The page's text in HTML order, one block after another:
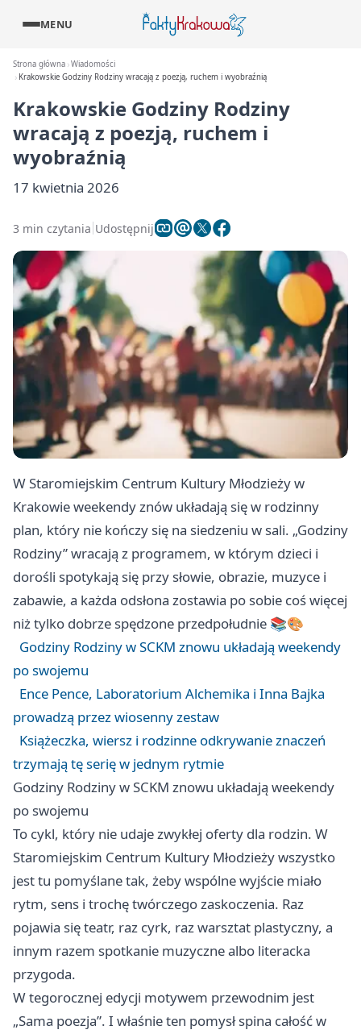
MENU
Strona główna Wiadomości
Krakowskie Godziny Rodziny wracają z poezją, ruchem i wyobraźnią
Krakowskie Godziny Rodziny
wracają z poezją, ruchem i
wyobraźnią
17 kwietnia 2026
3 min czytania Udostępnij
W Staromiejskim Centrum Kultury Młodzieży w
Krakowie weekendy znów układają się w rodzinny
plan, który nie kończy się na siedzeniu w sali. „Godziny
Rodziny” wracają z programem, w którym dzieci i
dorośli spotykają się przy słowie, obrazie, muzyce i
zabawie, a każda odsłona zostawia po sobie coś więcej
niż tylko dobrze spędzone przedpołudnie 📚🎨
Godziny Rodziny w SCKM znowu układają weekendy
po swojemu
Ence Pence, Laboratorium Alchemika i Inna Bajka
prowadzą przez wiosenny zestaw
Książeczka, wiersz i rodzinne odkrywanie znaczeń
trzymają tę serię w jednym rytmie
Godziny Rodziny w SCKM znowu układają weekendy
po swojemu
To cykl, który nie udaje zwykłej oferty dla rodzin. W
Staromiejskim Centrum Kultury Młodzieży wszystko
jest tu pomyślane tak, żeby wspólne wyjście miało
rytm, sens i trochę twórczego zaskoczenia. Raz
pojawia się teatr, raz cyrk, raz warsztat plastyczny, a
innym razem spotkanie muzyczne albo literacka
przygoda.
W tegorocznej edycji motywem przewodnim jest
„Sama poezja”. I właśnie ten pomysł spina całość w